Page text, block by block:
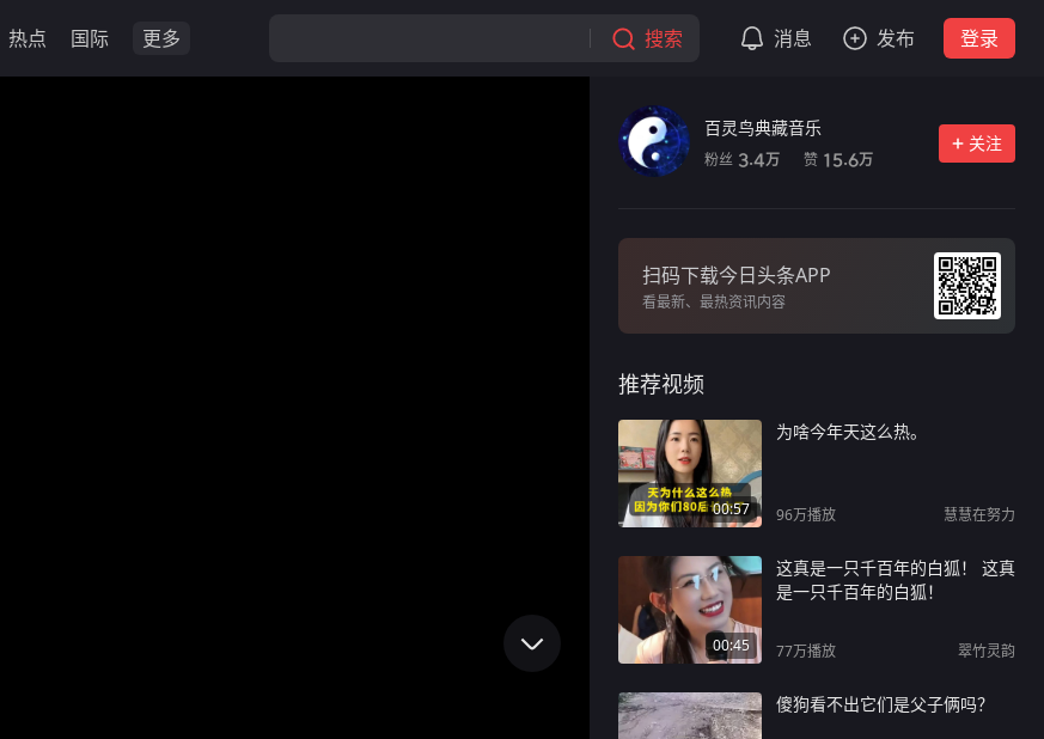
热点 国际 更多 搜索 消息 发布 登录
百灵鸟典藏音乐
粉丝 3.4万 赞 15.6万
关注
扫码下载今日头条APP
看最新、最热资讯内容
推荐视频
00:57
为啥今年天这么热。
96万播放 慧慧在努力
00:45
这真是一只千百年的白狐！ 这真
是一只千百年的白狐！
77万播放 翠竹灵韵
傻狗看不出它们是父子俩吗？